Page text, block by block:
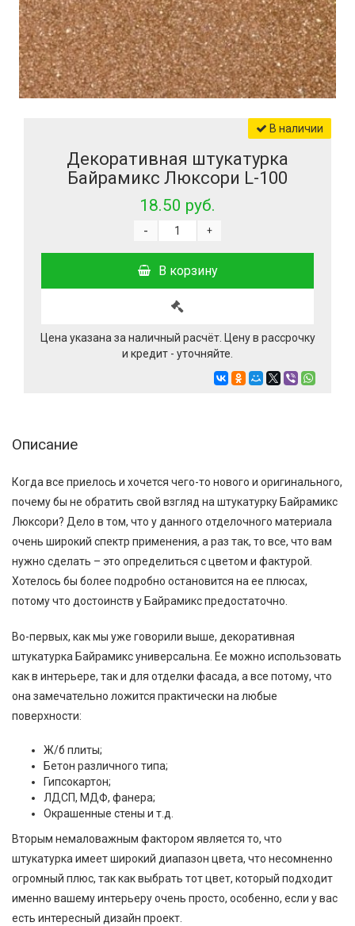
В наличии
Декоративная штукатурка
Байрамикс Люксори L-100
18.50 руб.
+
-
В корзину
Цена указана за наличный расчёт. Цену в рассрочку
и кредит - уточняйте.
Описание
Когда все приелось и хочется чего-то нового и оригинального,
почему бы не обратить свой взгляд на штукатурку Байрамикс
Люксори? Дело в том, что у данного отделочного материала
очень широкий спектр применения, а раз так, то все, что вам
нужно сделать – это определиться с цветом и фактурой.
Хотелось бы более подробно остановится на ее плюсах,
потому что достоинств у Байрамикс предостаточно.
Во-первых, как мы уже говорили выше, декоративная
штукатурка Байрамикс универсальна. Ее можно использовать
как в интерьере, так и для отделки фасада, а все потому, что
она замечательно ложится практически на любые
поверхности:
Ж/б плиты;
Бетон различного типа;
Гипсокартон;
ЛДСП, МДФ, фанера;
Окрашенные стены и т.д.
Вторым немаловажным фактором является то, что
штукатурка имеет широкий диапазон цвета, что несомненно
огромный плюс, так как выбрать тот цвет, который подходит
именно вашему интерьеру очень просто, особенно, если у вас
есть интересный дизайн проект.